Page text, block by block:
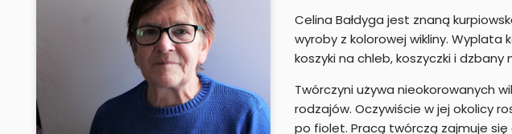
Celina Bałdyga jest znaną
wyroby z kolorowej wikliny. Wyplata
koszyki na chleb, koszyczki i dzbany
Twórczyni używa nieokorowanych
rodzajów. Oczywiście w jej okolicy
po fiolet. Pracą twórczą zajmuje się